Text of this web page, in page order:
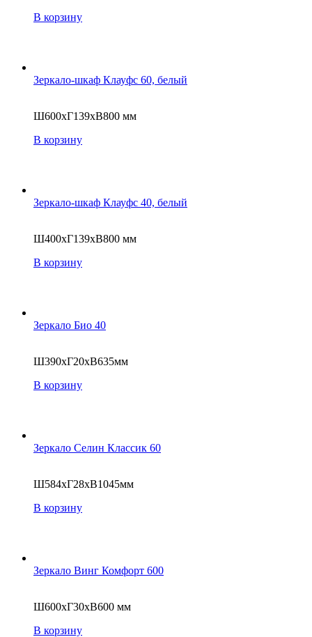
В корзину
Зеркало-шкаф Клауфс 60, белый
Ш600хГ139хВ800 мм
В корзину
Зеркало-шкаф Клауфс 40, белый
Ш400хГ139хВ800 мм
В корзину
Зеркало Био 40
Ш390хГ20хВ635мм
В корзину
Зеркало Селин Классик 60
Ш584хГ28хВ1045мм
В корзину
Зеркало Винг Комфорт 600
Ш600хГ30хВ600 мм
В корзину